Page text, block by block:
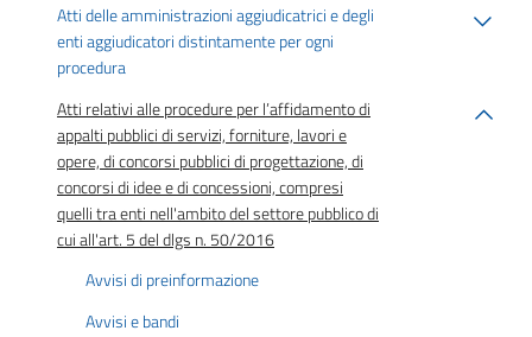
Atti delle amministrazioni aggiudicatrici e degli
enti aggiudicatori distintamente per ogni
procedura
Atti relativi alle procedure per l’affidamento di
appalti pubblici di servizi, forniture, lavori e
opere, di concorsi pubblici di progettazione, di
concorsi di idee e di concessioni, compresi
quelli tra enti nell'ambito del settore pubblico di
cui all'art. 5 del dlgs n. 50/2016
Avvisi di preinformazione
Avvisi e bandi